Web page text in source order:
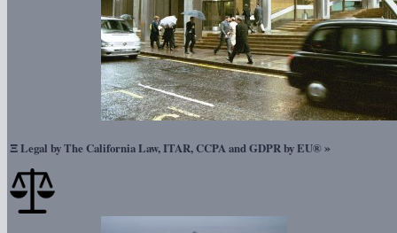
ΞLegal by The California Law, ITAR, CCPA and GDPR by EU®»